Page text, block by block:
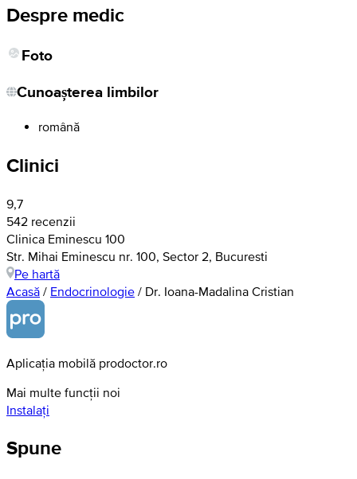
Despre medic
Foto
Cunoașterea limbilor
română
Clinici
9,7
542 recenzii
Clinica Eminescu 100
Str. Mihai Eminescu nr. 100, Sector 2, Bucuresti
Pe hartă
Acasă / Endocrinologie / Dr. Ioana-Madalina Cristian
Aplicația mobilă prodoctor.ro
Mai multe funcții noi
Instalați
Spune